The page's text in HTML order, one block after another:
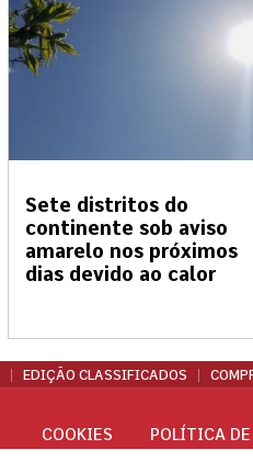
Sete distritos do
continente sob aviso
amarelo nos próximos
dias devido ao calor
EDIÇÃO CLASSIFICADOS
COOKIES POLÍTICA